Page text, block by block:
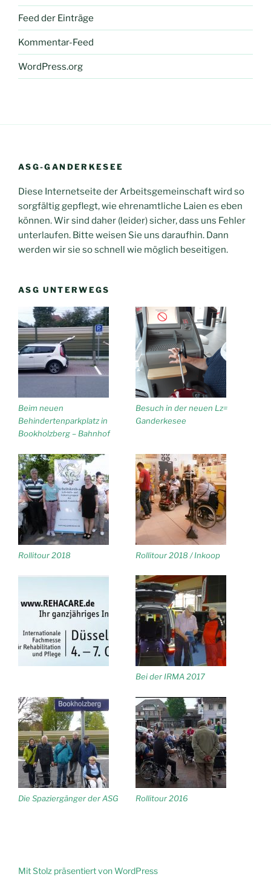
Feed der Einträge
Kommentar-Feed
WordPress.org
ASG-GANDERKESEE
Diese Internetseite der Arbeitsgemeinschaft wird so
sorgfältig gepflegt, wie ehrenamtliche Laien es eben
können. Wir sind daher (leider) sicher, dass uns Fehler
unterlaufen. Bitte weisen Sie uns daraufhin. Dann
werden wir sie so schnell wie möglich beseitigen.
ASG UNTERWEGS
Beim neuen
Behindertenparkplatz in
Bookholzberg – Bahnhof
Besuch in der neuen Lz=
Ganderkesee
Rollitour 2018 Rollitour 2018 / Inkoop
Bei der IRMA 2017
Die Spaziergänger der ASG Rollitour 2016
Mit Stolz präsentiert von WordPress